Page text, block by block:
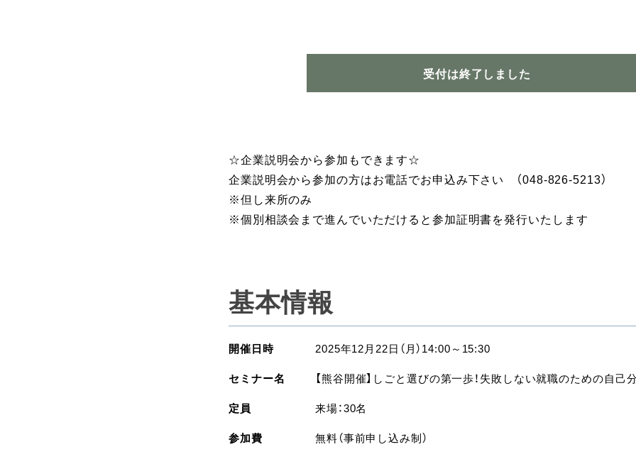
受付は終了しました
☆企業説明会から参加もできます☆
企業説明会から参加の方はお電話でお申込み下さい （048-826-5213）
※但し来所のみ
※個別相談会まで進んでいただけると参加証明書を発行いたします
基本情報
開催日時
2025年12月22日（月）14:00～15:30
セミナー名
【熊谷開催】しごと選びの第一歩！失敗しない就職のための自己
定員
来場：30名
参加費
無料（事前申し込み制）